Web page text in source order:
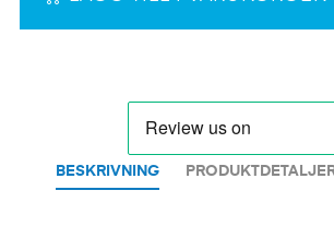
BESKRIVNING